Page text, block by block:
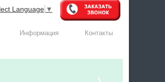
Информация Контакты
Language ▼